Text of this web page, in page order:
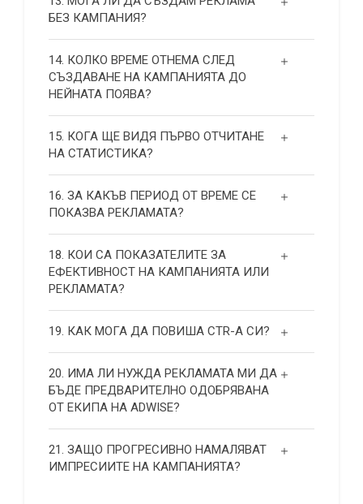
БЕЗ КАМПАНИЯ?
14. КОЛКО ВРЕМЕ ОТНЕМА СЛЕД
СЪЗДАВАНЕ НА КАМПАНИЯТА ДО
НЕЙНАТА ПОЯВА?
15. КОГА ЩЕ ВИДЯ ПЪРВО ОТЧИТАНЕ
НА СТАТИСТИКА?
16. ЗА КАКЪВ ПЕРИОД ОТ ВРЕМЕ СЕ
ПОКАЗВА РЕКЛАМАТА?
18. КОИ СА ПОКАЗАТЕЛИТЕ ЗА
ЕФЕКТИВНОСТ НА КАМПАНИЯТА ИЛИ
РЕКЛАМАТА?
19. КАК МОГА ДА ПОВИША СТR-А СИ?
20. ИМА ЛИ НУЖДА РЕКЛАМАТА МИ ДА
БЪДЕ ПРЕДВАРИТЕЛНО ОДОБРЯВАНА
ОТ ЕКИПА НА ADWISE?
21. ЗАЩО ПРОГРЕСИВНО НАМАЛЯВАТ
ИМПРЕСИИТЕ НА КАМПАНИЯТА?